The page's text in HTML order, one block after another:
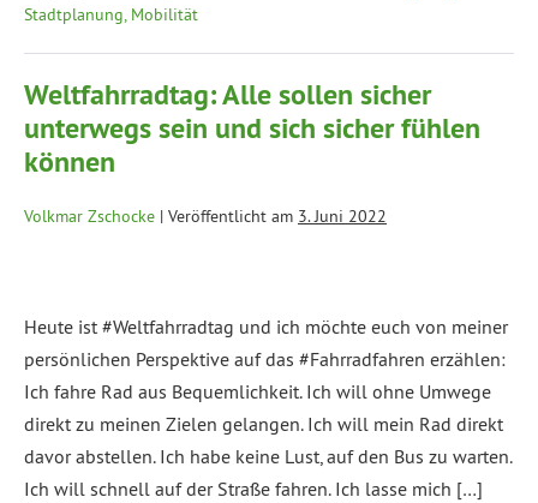
Stadtplanung, Mobilität
Weltfahrradtag: Alle sollen sicher
unterwegs sein und sich sicher fühlen
können
Volkmar Zschocke | Veröffentlicht am 3. Juni 2022
Heute ist #Weltfahrradtag und ich möchte euch von meiner
persönlichen Perspektive auf das #Fahrradfahren erzählen:
Ich fahre Rad aus Bequemlichkeit. Ich will ohne Umwege
direkt zu meinen Zielen gelangen. Ich will mein Rad direkt
davor abstellen. Ich habe keine Lust, auf den Bus zu warten.
Ich will schnell auf der Straße fahren. Ich lasse mich […]